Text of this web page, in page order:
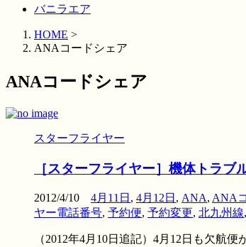
バニラエア
HOME >
ANAコードシェア
ANAコードシェア
スターフライヤー
［スターフライヤー］機体トラ
2012/4/10 4月11日 , 4月12日 , ANA, ANA
ヤー電話番号, 予約便, 予約変更, 北九州線,
（2012年4月10日追記）4月12日も欠航